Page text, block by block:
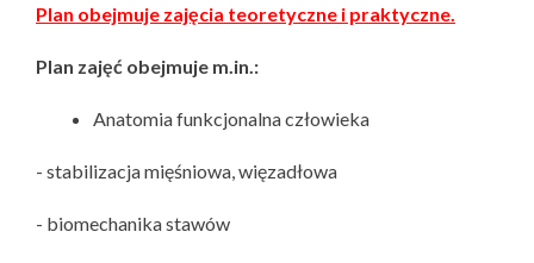
Plan obejmuje zajęcia teoretyczne i praktyczne.
Plan zajęć obejmuje m.in.:
Anatomia funkcjonalna człowieka
- stabilizacja mięśniowa, więzadłowa
- biomechanika stawów